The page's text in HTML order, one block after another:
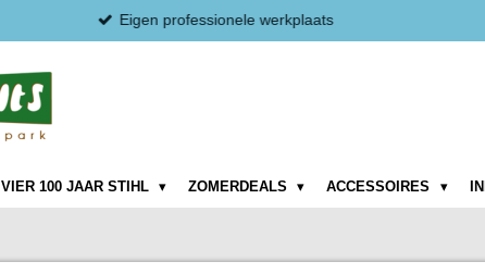
VIER 100 JAAR STIHL ZOMERDEALS ACCESSOIRES